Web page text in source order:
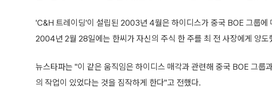
'C&H 트레이딩'이 설립된 2003년 4월은 하이디스가 중국 BOE 그룹에
2004년 2월 28일에는 한씨가 자신의 주식 한 주를 최 전 사장에게 양도
뉴스타파는 "이 같은 움직임은 하이디스 매각과 관련해 중국 BOE 그룹
의 작업이 있었다는 것을 짐작하게 한다"고 전했다.